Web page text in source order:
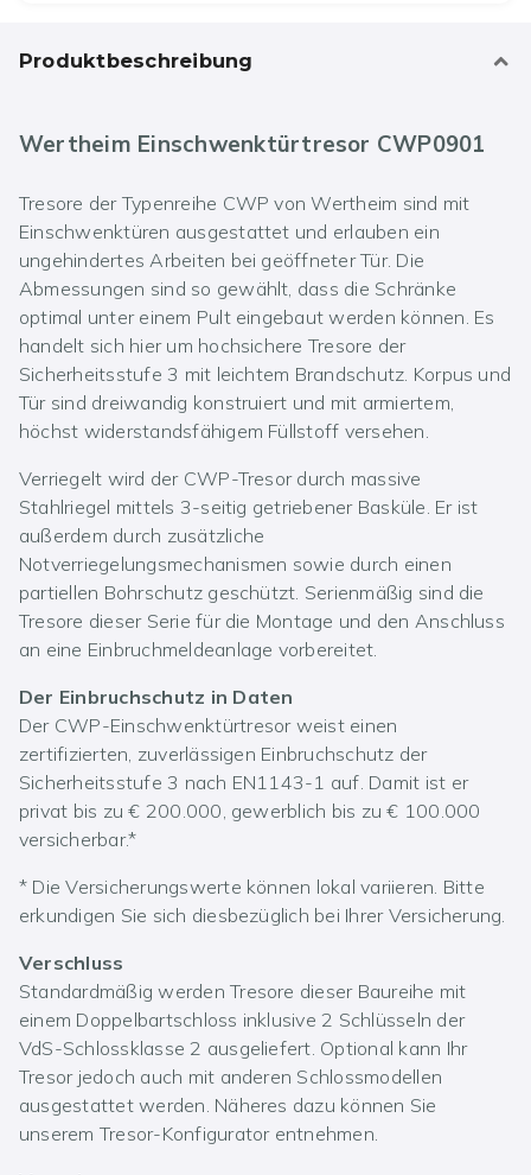
Produktbeschreibung
Wertheim Einschwenktürtresor CWP0901
Tresore der Typenreihe CWP von Wertheim sind mit
Einschwenktüren ausgestattet und erlauben ein
ungehindertes Arbeiten bei geöffneter Tür. Die
Abmessungen sind so gewählt, dass die Schränke
optimal unter einem Pult eingebaut werden können. Es
handelt sich hier um hochsichere Tresore der
Sicherheitsstufe 3 mit leichtem Brandschutz. Korpus und
Tür sind dreiwandig konstruiert und mit armiertem,
höchst widerstandsfähigem Füllstoff versehen.
Verriegelt wird der CWP-Tresor durch massive
Stahlriegel mittels 3-seitig getriebener Basküle. Er ist
außerdem durch zusätzliche
Notverriegelungsmechanismen sowie durch einen
partiellen Bohrschutz geschützt. Serienmäßig sind die
Tresore dieser Serie für die Montage und den Anschluss
an eine Einbruchmeldeanlage vorbereitet.
Der Einbruchschutz in Daten
Der CWP-Einschwenktürtresor weist einen
zertifizierten, zuverlässigen Einbruchschutz der
Sicherheitsstufe 3 nach EN1143-1 auf. Damit ist er
privat bis zu € 200.000, gewerblich bis zu € 100.000
versicherbar.*
* Die Versicherungswerte können lokal variieren. Bitte
erkundigen Sie sich diesbezüglich bei Ihrer Versicherung.
Verschluss
Standardmäßig werden Tresore dieser Baureihe mit
einem Doppelbartschloss inklusive 2 Schlüsseln der
VdS-Schlossklasse 2 ausgeliefert. Optional kann Ihr
Tresor jedoch auch mit anderen Schlossmodellen
ausgestattet werden. Näheres dazu können Sie
unserem Tresor-Konfigurator entnehmen.